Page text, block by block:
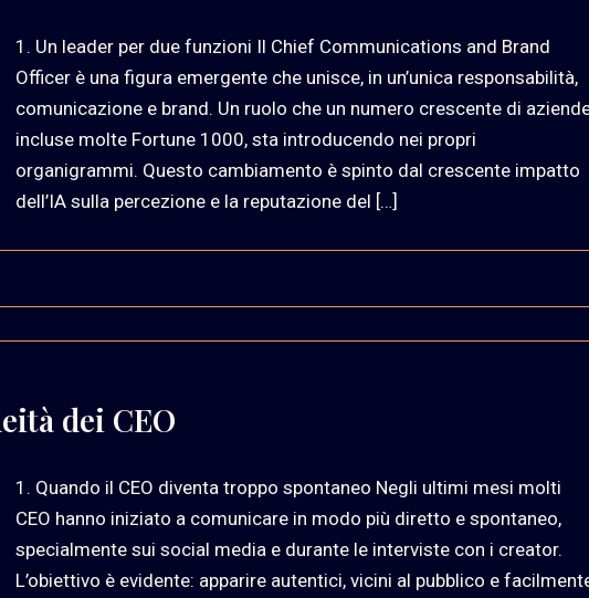
1. Un leader per due funzioni Il Chief Communications and Brand
Officer è una figura emergente che unisce, in un’unica responsabilità,
comunicazione e brand. Un ruolo che un numero crescente di
incluse molte Fortune 1000, sta introducendo nei propri
organigrammi. Questo cambiamento è spinto dal crescente impatto
dell’IA sulla percezione e la reputazione del […]
dei CEO
1. Quando il CEO diventa troppo spontaneo Negli ultimi mesi molti
CEO hanno iniziato a comunicare in modo più diretto e spontaneo,
specialmente sui social media e durante le interviste con i creator.
L’obiettivo è evidente: apparire autentici, vicini al pubblico e